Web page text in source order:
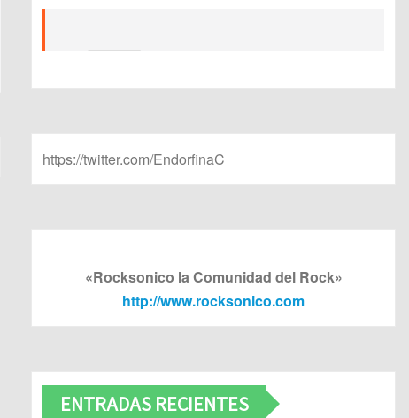
https://twitter.com/EndorfinaC
«Rocksonico la Comunidad del Rock»
http://www.rocksonico.com
ENTRADAS RECIENTES